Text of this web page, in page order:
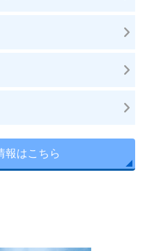
報はこちら